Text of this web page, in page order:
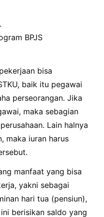
BPJS
bisa
baik itu pegawai
perseorangan. Jika
maka sebagian
Lain halnya
maka iuran harus
manfaat yang bisa
yakni sebagai
hari tua (pensiun),
berisikan saldo yang